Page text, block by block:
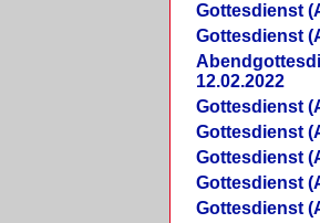
Gottesdienst
Gottesdienst
12.02.2022
Gottesdienst
Gottesdienst
Gottesdienst
Gottesdienst
Gottesdienst